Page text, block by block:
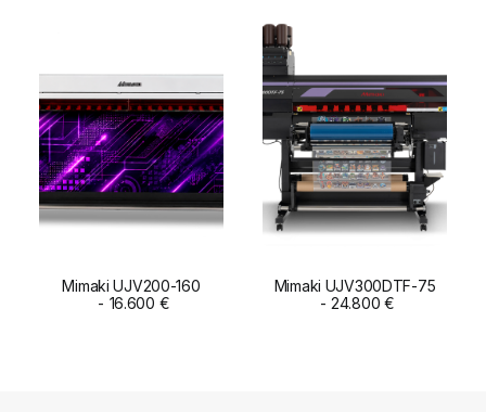
ADD TO CART
Mimaki UJV200-160
16.600 € ADD TO CART
Mimaki UJV300DTF-75
24.800€